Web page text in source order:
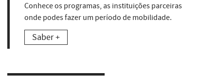
Conhece os programas, as instituições parceiras
onde podes fazer um período de mobilidade.
Saber +